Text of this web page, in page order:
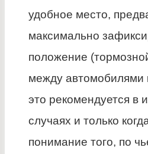
удобное место,
максимально
положение
между автомобилями
это рекомендуется в
случаях и только
понимание того, по